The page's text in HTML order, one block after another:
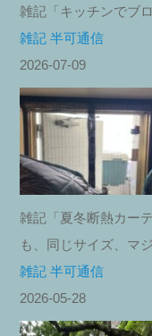
雑記「キッチンでブ
雑記 半可通信
2026-07-09
雑記「夏冬断熱カー
も、同じサイズ、マ
雑記 半可通信
2026-05-28